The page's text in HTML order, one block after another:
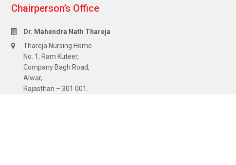
Chairperson’s Office
Dr. Mahendra Nath Thareja
Thareja Nursing Home
No. 1, Ram Kuteer,
Company Bagh Road,
Alwar,
Rajasthan – 301 001.